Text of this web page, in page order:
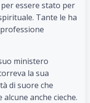
essere stato per
Tante le ha
ministero
la sua
di suore che
anche cieche.